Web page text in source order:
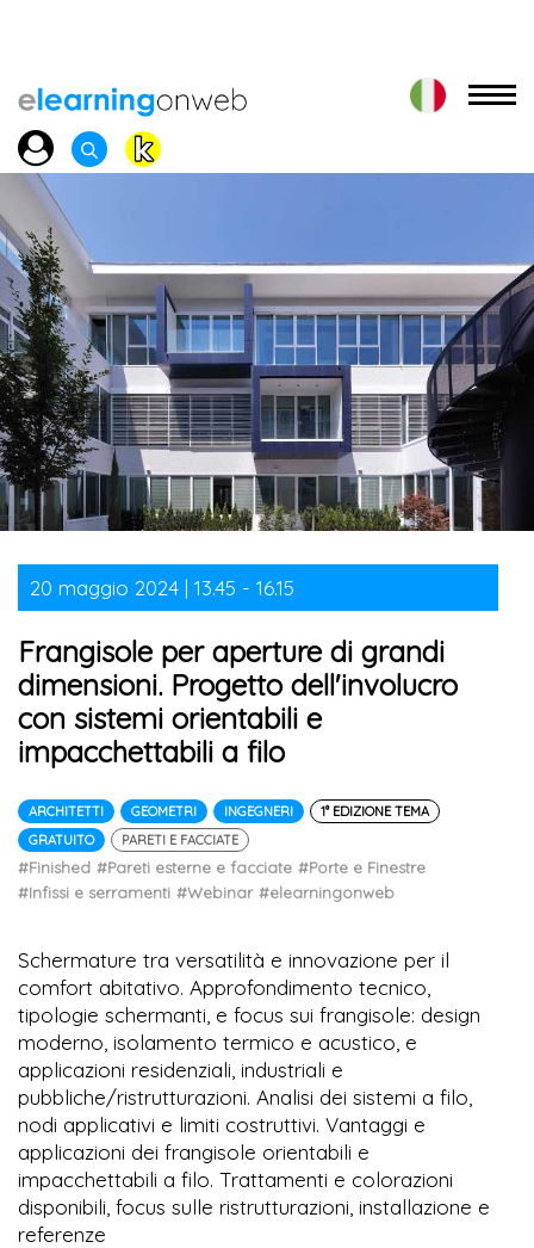
20 maggio 2024 | 13.45 - 16.15
Frangisole per aperture di grandi
dimensioni. Progetto dell'involucro
con sistemi orientabili e
impacchettabili a filo
ARCHITETTI GEOMETRI INGEGNERI
1° EDIZIONE TEMA
GRATUITO
PARETI E FACCIATE
#Finished #Pareti esterne e facciate #Porte e Finestre
#Infissi e serramenti #Webinar #elearningonweb
Schermature tra versatilità e innovazione per il
comfort abitativo. Approfondimento tecnico,
tipologie schermanti, e focus sui frangisole: design
moderno, isolamento termico e acustico, e
applicazioni residenziali, industriali e
pubbliche/ristrutturazioni. Analisi dei sistemi a filo,
nodi applicativi e limiti costruttivi. Vantaggi e
applicazioni dei frangisole orientabili e
impacchettabili a filo. Trattamenti e colorazioni
disponibili, focus sulle ristrutturazioni, installazione e
referenze